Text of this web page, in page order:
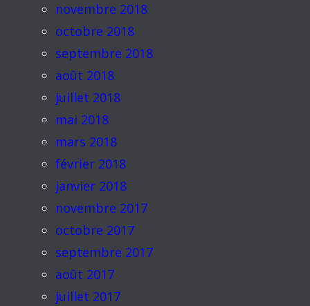
novembre 2018
octobre 2018
septembre 2018
août 2018
juillet 2018
mai 2018
mars 2018
février 2018
janvier 2018
novembre 2017
octobre 2017
septembre 2017
août 2017
juillet 2017